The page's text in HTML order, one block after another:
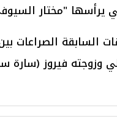
يرأسها "مختار
السابقة الصراعات
وزوجته فيروز (سارة